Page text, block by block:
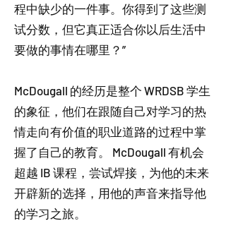
程中缺少的一件事。你得到了这些测
试分数，但它真正适合你以后生活中
要做的事情在哪里？”
McDougall 的经历是整个 WRDSB 学生
的象征，他们在跟随自己对学习的热
情走向有价值的职业道路的过程中掌
握了自己的教育。 McDougall 有机会
超越 IB 课程，尝试焊接，为他的未来
开辟新的选择，用他的声音来指导他
的学习之旅。